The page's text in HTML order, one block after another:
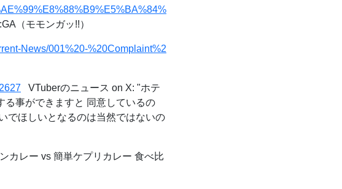
（モモンガッ!!）
News/001%20-%20Complaint%2
VTuberのニュース on X: "ホテ
る事ができますと 同意しているの
でほしいとなるのは当然ではないの
カレー vs 簡単ケプリカレー 食べ比